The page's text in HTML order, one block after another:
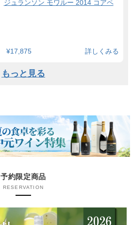
ジュランソン モワルー 2014 コアペ
¥17,875 詳しくみる
もっと見る
予約限定商品
RESERVATION